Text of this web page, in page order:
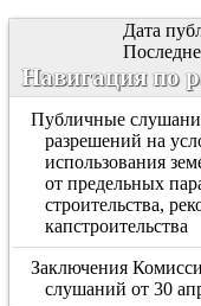
Дата
Навигация по
Публичные
разрешений на
использования
от предельных
строительства,
капстроительства
Заключения
слушаний от 30